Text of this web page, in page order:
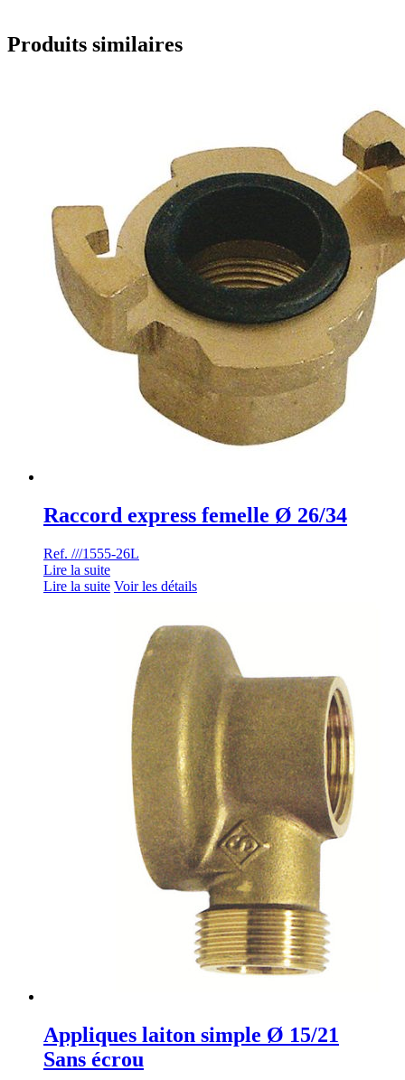
Produits similaires
Raccord express femelle Ø 26/34
Ref. ///1555-26L
Lire la suite
Lire la suite Voir les détails
Appliques laiton simple Ø 15/21
Sans écrou